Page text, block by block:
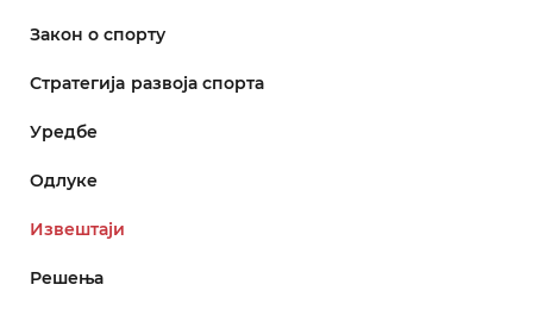
Закон о спорту
Стратегијa развоја спорта
Уредбе
Одлуке
Извештаји
Решења